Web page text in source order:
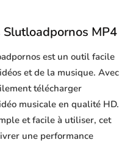
MP4
est un outil facile
et de la musique. Avec
télécharger
musicale en qualité HD.
et facile à utiliser, cet
une performance